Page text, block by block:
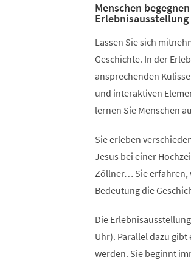
Menschen
Erlebnisausstellung
Lassen Sie sich
Geschichte. In der
ansprechenden
und interaktiven
lernen Sie Menschen
Sie erleben
Jesus bei einer
Zöllner… Sie erfahren,
Bedeutung die
Die
Uhr). Parallel dazu
werden. Sie beginnt